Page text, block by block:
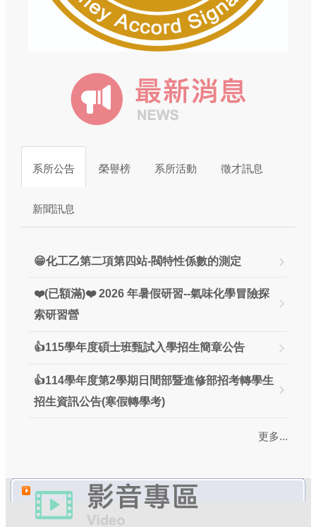
系所公告 榮譽榜 系所活動 徵才訊息
新聞訊息
😁化工乙第二項第四站-閥特性係數的測定
❤️(已額滿)❤️ 2026 年暑假研習--氣味化學冒險探
索研習營
👍115學年度碩士班甄試入學招生簡章公告
👍114學年度第2學期日間部暨進修部招考轉學生
招生資訊公告(寒假轉學考)
更多...